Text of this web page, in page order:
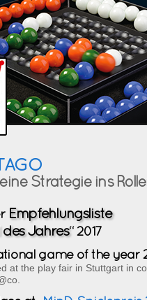
Strategie ins
Empfehlungsliste
Jahres“ 2017
game of the year
at the play fair in Stuttgart in